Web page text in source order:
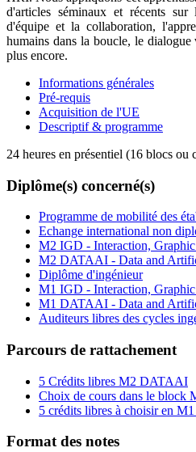
d'articles séminaux et récents sur
d'équipe et la collaboration,
humains dans la boucle, le
plus encore.
Informations générales
Pré-requis
Acquisition de l'UE
Descriptif & programme
24 heures en présentiel (16 blocs ou
Diplôme(s) concerné(s)
Programme de mobilité des
Echange international non
M2 IGD - Interaction,
M2 DATAAI - Data and
Diplôme d'ingénieur
M1 IGD - Interaction,
M1 DATAAI - Data and
Auditeurs libres des cycles
Parcours de rattachement
5 Crédits libres M2 DATAAI
Choix de cours dans le block
5 crédits libres à choisir en
Format des notes